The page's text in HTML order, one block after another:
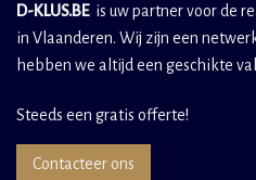
D-KLUS.BEis uw partner voor de
in Vlaanderen. Wij zijn een
hebben we altijd een geschikte
Steeds een gratis offerte!
Contacteer ons